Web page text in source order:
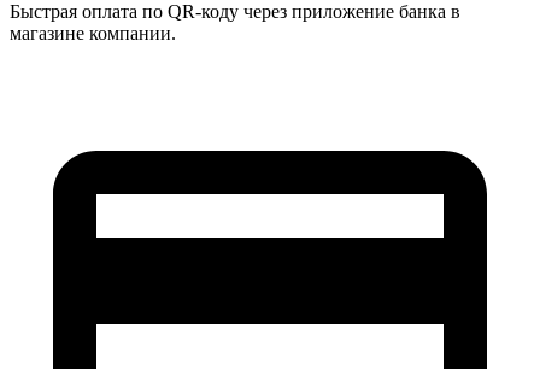
Быстрая оплата по QR-коду через приложение банка в
магазине компании.